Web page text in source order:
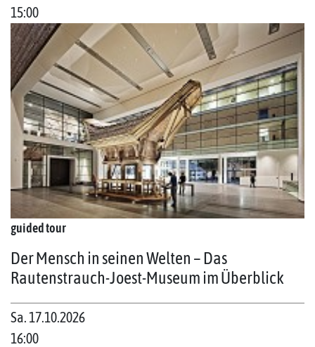
15:00
guided tour
Der Mensch in seinen Welten – Das
Rautenstrauch-Joest-Museum im Überblick
Sa. 17.10.2026
16:00